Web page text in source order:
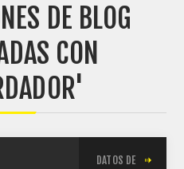
DE BLOG
CON
DATOS DE